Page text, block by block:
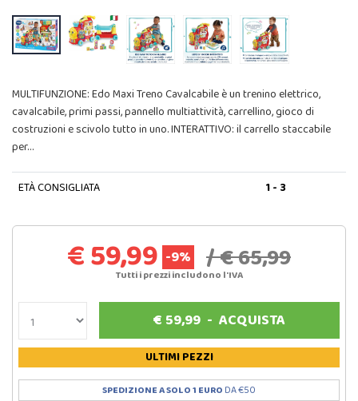
MULTIFUNZIONE: Edo Maxi Treno Cavalcabile è un trenino elettrico,
cavalcabile, primi passi, pannello multiattività, carrellino, gioco di
costruzioni e scivolo tutto in uno. INTERATTIVO: il carrello staccabile
per…
ETÀ CONSIGLIATA 1 - 3
€ 59,99 -9% / € 65,99
Tutti i prezzi includono l'IVA
€ 59,99 -ACQUISTA
ULTIMI PEZZI
SPEDIZIONE A SOLO 1 EURO DA €50